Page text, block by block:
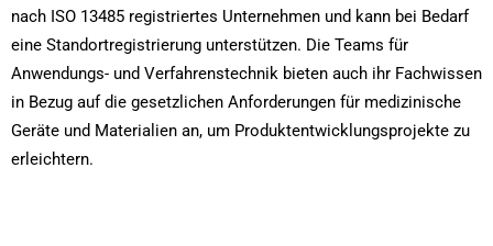
nach ISO 13485 registriertes Unternehmen und kann bei Bedarf
eine Standortregistrierung unterstützen. Die Teams für
Anwendungs- und Verfahrenstechnik bieten auch ihr Fachwissen
in Bezug auf die gesetzlichen Anforderungen für medizinische
Geräte und Materialien an, um Produktentwicklungsprojekte zu
erleichtern.